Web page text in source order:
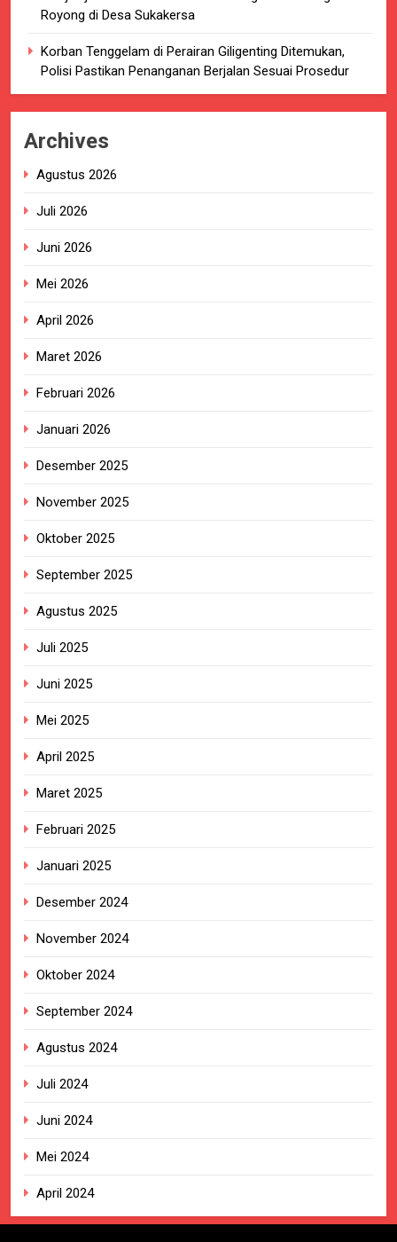
Royong di Desa Sukakersa
Korban Tenggelam di Perairan Giligenting Ditemukan,
Polisi Pastikan Penanganan Berjalan Sesuai Prosedur
Archives
Agustus 2026
Juli 2026
Juni 2026
Mei 2026
April 2026
Maret 2026
Februari 2026
Januari 2026
Desember 2025
November 2025
Oktober 2025
September 2025
Agustus 2025
Juli 2025
Juni 2025
Mei 2025
April 2025
Maret 2025
Februari 2025
Januari 2025
Desember 2024
November 2024
Oktober 2024
September 2024
Agustus 2024
Juli 2024
Juni 2024
Mei 2024
April 2024